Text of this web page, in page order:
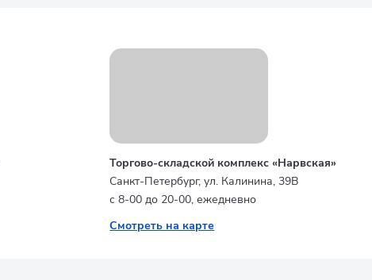
Торгово-складской комплекс «Нарвская»
Санкт-Петербург, ул. Калинина, 39В
с 8-00 до 20-00, ежедневно
Смотреть на карте